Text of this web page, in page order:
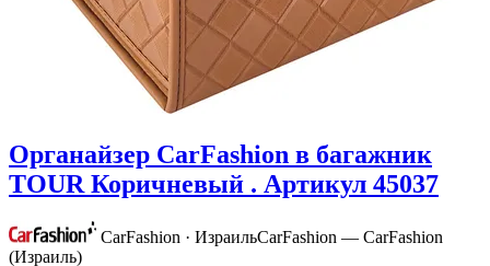
Органайзер CarFashion в багажник
TOUR Коричневый . Артикул 45037
CarFashion · ИзраильCarFashion — CarFashion
(Израиль)